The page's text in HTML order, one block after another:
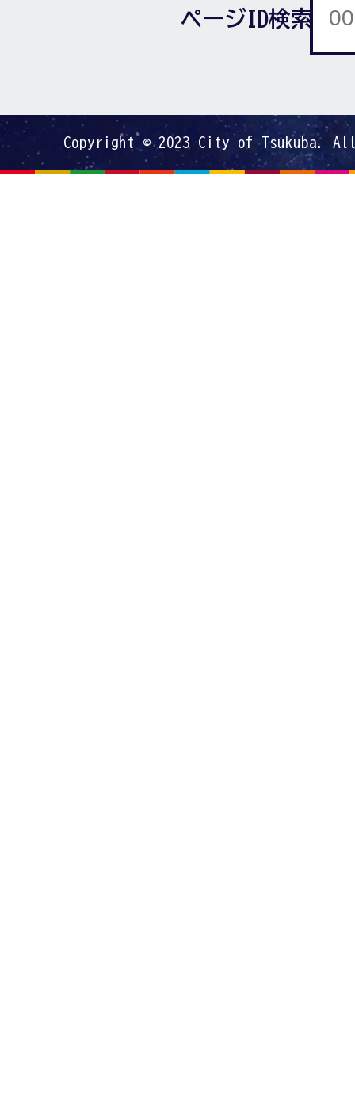
ページID検索
Copyright © 2023 City of Tsukuba.